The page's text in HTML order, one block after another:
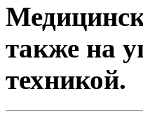
также на
техникой.